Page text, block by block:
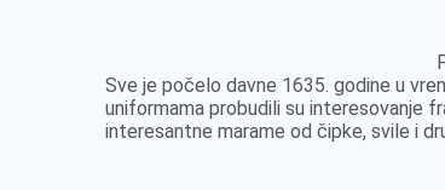
Sve je počelo davne 1635. godine u
uniformama probudili su interesovanje
interesantne marame od čipke, svile i